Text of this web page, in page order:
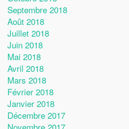
Septembre 2018
Août 2018
Juillet 2018
Juin 2018
Mai 2018
Avril 2018
Mars 2018
Février 2018
Janvier 2018
Décembre 2017